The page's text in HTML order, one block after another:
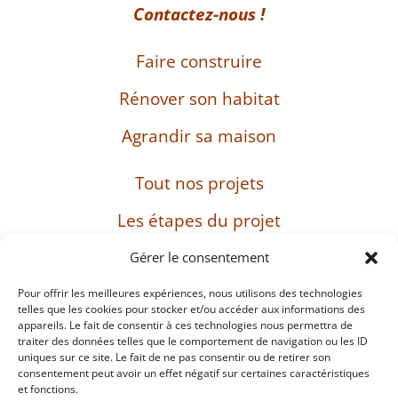
Gérer le consentement
Pour offrir les meilleures expériences, nous utilisons des technologies
telles que les cookies pour stocker et/ou accéder aux informations des
appareils. Le fait de consentir à ces technologies nous permettra de
traiter des données telles que le comportement de navigation ou les ID
uniques sur ce site. Le fait de ne pas consentir ou de retirer son
consentement peut avoir un effet négatif sur certaines caractéristiques
et fonctions.
Contactez-nous !
Faire construire
Rénover son habitat
Agrandir sa maison
Tout nos projets
Les étapes du projet
L’entreprise
SIRET : 482 897 469 00037 – Capital : 8 000 euros
– TVA intracommunautaire : FR38482897469